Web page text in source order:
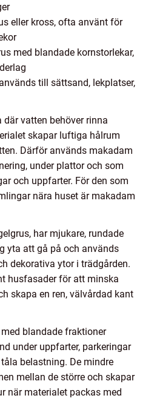
eller kross, ofta använt för
med blandade kornstorlekar,
till sättsand, lekplatser,
vatten behöver rinna
skapar luftiga hålrum
Därför används makadam
under plattor och som
och uppfarter. För den som
nära huset är makadam
har mjukare, rundade
yta att gå på och används
dekorativa ytor i trädgården.
husfasader för att minska
skapa en ren, välvårdad kant
blandade fraktioner
under uppfarter, parkeringar
belastning. De mindre
mellan de större och skapar
när materialet packas med